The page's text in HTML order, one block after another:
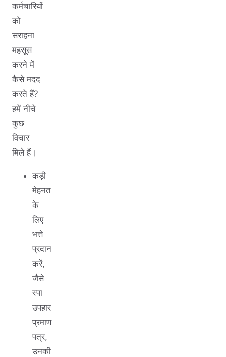
कर्मचारियों
को
सराहना
महसूस
करने में
कैसे मदद
करते हैं?
हमें नीचे
कुछ
विचार
मिले हैं।
कड़ी
मेहनत
के
लिए
भत्ते
प्रदान
करें,
जैसे
स्पा
उपहार
प्रमाण
पत्र,
उनकी